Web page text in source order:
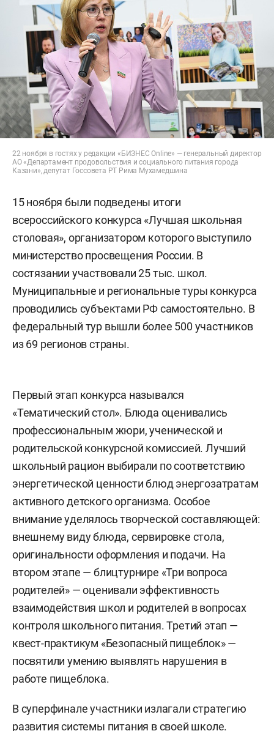
22 ноября в гостях у редакции «БИЗНЕС Online» — генеральный директор
АО «Департамент продовольствия и социального питания города
Казани», депутат Госсовета РТ Рима Мухамедшина
15 ноября были подведены итоги
всероссийского конкурса «Лучшая школьная
столовая», организатором которого выступило
министерство просвещения России. В
состязании участвовали 25 тыс. школ.
Муниципальные и региональные туры конкурса
проводились субъектами РФ самостоятельно. В
федеральный тур вышли более 500 участников
из 69 регионов страны.
Первый этап конкурса назывался
«Тематический стол». Блюда оценивались
профессиональным жюри, ученической и
родительской конкурсной комиссией. Лучший
школьный рацион выбирали по соответствию
энергетической ценности блюд энергозатратам
активного детского организма. Особое
внимание уделялось творческой составляющей:
внешнему виду блюда, сервировке стола,
оригинальности оформления и подачи. На
втором этапе — блицтурнире «Три вопроса
родителей» — оценивали эффективность
взаимодействия школ и родителей в вопросах
контроля школьного питания. Третий этап —
квест-практикум «Безопасный пищеблок» —
посвятили умению выявлять нарушения в
работе пищеблока.
В суперфинале участники излагали стратегию
развития системы питания в своей школе.